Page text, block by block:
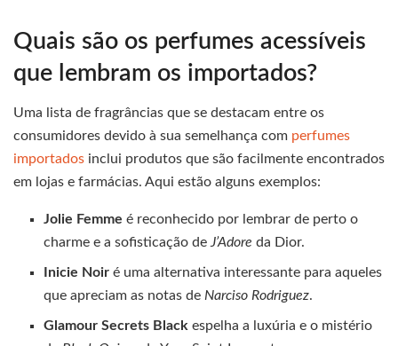
Quais são os perfumes acessíveis
que lembram os importados?
Uma lista de fragrâncias que se destacam entre os
consumidores devido à sua semelhança com perfumes
importados inclui produtos que são facilmente encontrados
em lojas e farmácias. Aqui estão alguns exemplos:
Jolie Femme é reconhecido por lembrar de perto o
charme e a sofisticação deJ’Adore da Dior.
Inicie Noir é uma alternativa interessante para aqueles
que apreciam as notas deNarciso Rodriguez.
Glamour Secrets Black espelha a luxúria e o mistério